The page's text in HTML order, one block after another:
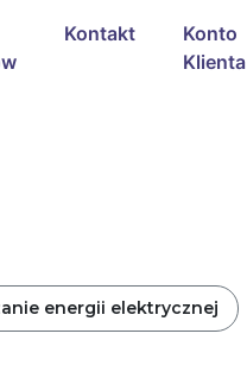
Kontakt
Konto
Klienta
energii elektrycznej